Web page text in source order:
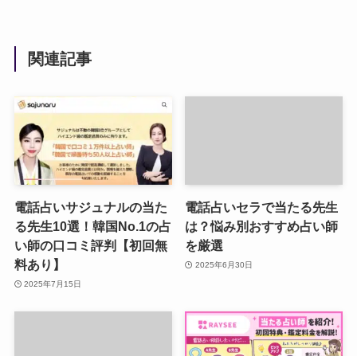
関連記事
電話占いサジュナルの当た
る先生10選！韓国No.1の占
い師の口コミ評判【初回無
料あり】
2025年7月15日
電話占いセラで当たる先生
は？悩み別おすすめ占い師
を厳選
2025年6月30日